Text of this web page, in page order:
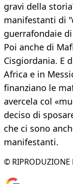
gravi della
manifestanti di
guerrafondaie
Poi anche di
Cisgiordania. E
Africa e in
finanziano le
avercela col
deciso di
che ci sono
manifestanti.
© RIPRODUZIONE